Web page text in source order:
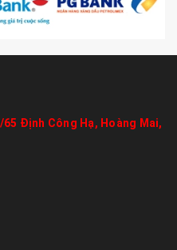
Định Công Hạ, Hoàng Mai,